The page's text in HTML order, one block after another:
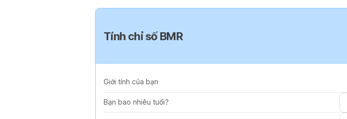
Tính chỉ số BMR
Giới tính của bạn
Bạn bao nhiêu tuổi?